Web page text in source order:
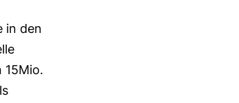
in den